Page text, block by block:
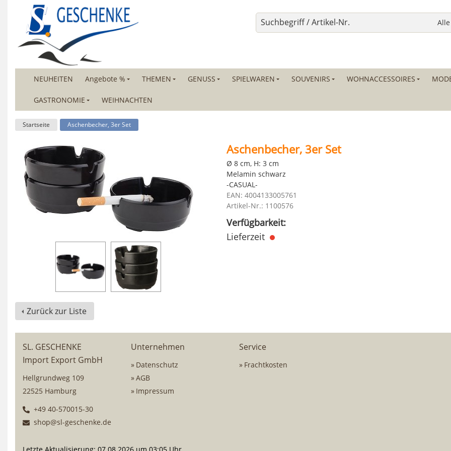
NEUHEITEN Angebote % THEMEN GENUSS SPIELWAREN SOUVENIRS WOHNACCESSOIRES
GASTRONOMIE WEIHNACHTEN
Startseite Aschenbecher, 3er Set
Aschenbecher, 3er Set
Ø 8 cm, H: 3 cm
Melamin schwarz
-CASUAL-
EAN: 4004133005761
Artikel-Nr.: 1100576
Verfügbarkeit:
Lieferzeit
Zurück zur Liste
SL. GESCHENKE
Import Export GmbH
Hellgrundweg 109
22525 Hamburg
+49 40-570015-30
shop@sl-geschenke.de
Unternehmen
Datenschutz
AGB
Impressum
Service
Frachtkosten